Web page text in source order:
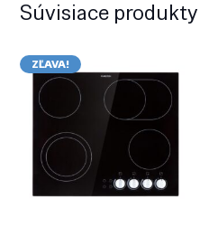
Súvisiace produkty
ZĽAVA!